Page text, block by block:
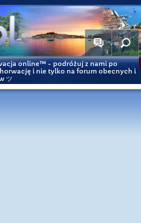
online™ - podróżuj z nami po
i nie tylko na forum obecnych i
ツ